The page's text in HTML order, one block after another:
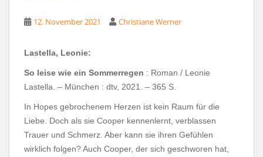
12. November 2021 Christiane Werner
Lastella, Leonie:
So leise wie ein Sommerregen : Roman / Leonie
Lastella. – München : dtv, 2021. – 365 S.
In Hopes gebrochenem Herzen ist kein Raum für die
Liebe. Doch als sie Cooper kennenlernt, verblassen
Trauer und Schmerz. Aber kann sie ihren Gefühlen
wirklich folgen? Auch Cooper, der sich geschworen hat,